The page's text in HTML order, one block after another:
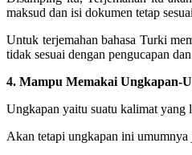
maksud dan isi dokumen tetap
Untuk terjemahan bahasa Turki
tidak sesuai dengan pengucapan
4. Mampu Memakai Ungkapan-
Ungkapan yaitu suatu kalimat yang
Akan tetapi ungkapan ini umumnya